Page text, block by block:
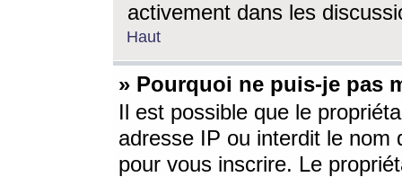
activement dans les
Haut
» Pourquoi ne puis-je pas
Il est possible que le
adresse IP ou interdit le nom
pour vous inscrire. Le